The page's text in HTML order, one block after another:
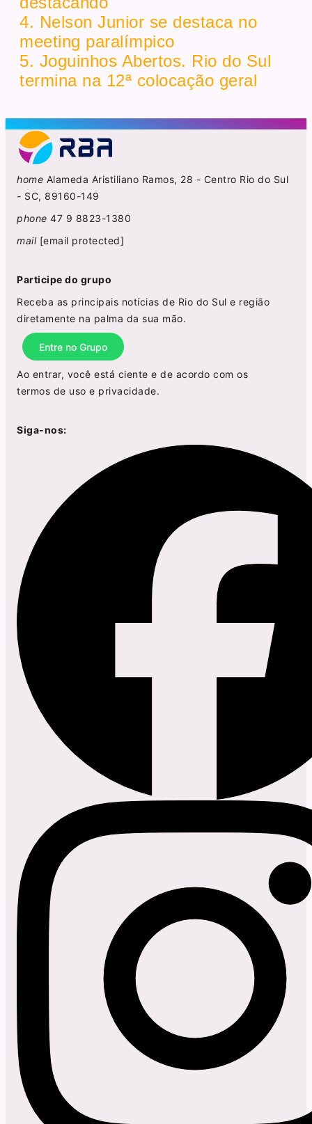
4. Nelson Junior se destaca no
meeting paralímpico
5. Joguinhos Abertos. Rio do Sul
termina na 12ª colocação geral
home Alameda Aristiliano Ramos, 28 - Centro Rio do Sul
- SC, 89160-149
phone 47 9 8823-1380
mail [email protected]
Participe do grupo
Receba as principais notícias de Rio do Sul e região
diretamente na palma da sua mão.
Entre no Grupo
Ao entrar, você está ciente e de acordo com os
termos de uso e privacidade.
Siga-nos: